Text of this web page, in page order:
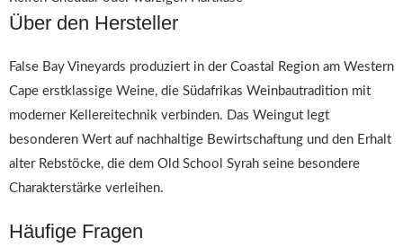
Über den Hersteller
False Bay Vineyards produziert in der Coastal Region am Western
Cape erstklassige Weine, die Südafrikas Weinbautradition mit
moderner Kellereitechnik verbinden. Das Weingut legt
besonderen Wert auf nachhaltige Bewirtschaftung und den Erhalt
alter Rebstöcke, die dem Old School Syrah seine besondere
Charakterstärke verleihen.
Häufige Fragen